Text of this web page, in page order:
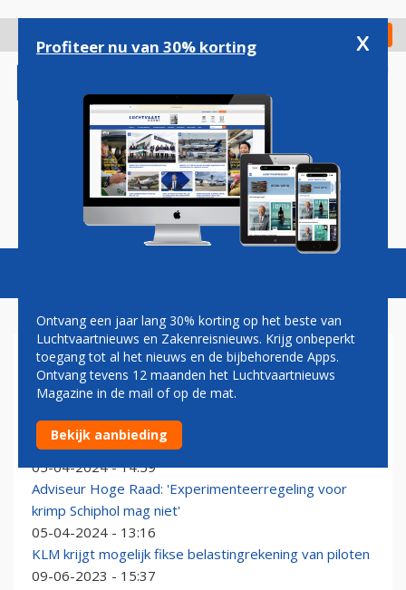
gaan
Check in
Magazine Podcasts Vacatures
HOGE RAAD
Analyse: luchtvaartbranche wint voorlopig het
juridische spel om krimp Schiphol
05-04-2024 - 14:59
Adviseur Hoge Raad: 'Experimenteerregeling voor
krimp Schiphol mag niet'
05-04-2024 - 13:16
KLM krijgt mogelijk fikse belastingrekening van piloten
09-06-2023 - 15:37
Profiteer nu van 30% korting x
Ontvang een jaar lang 30% korting op het beste van
Luchtvaartnieuws en Zakenreisnieuws. Krijg onbeperkt
toegang tot al het nieuws en de bijbehorende Apps.
Ontvang tevens 12 maanden het Luchtvaartnieuws
Magazine in de mail of op de mat.
Bekijk aanbieding